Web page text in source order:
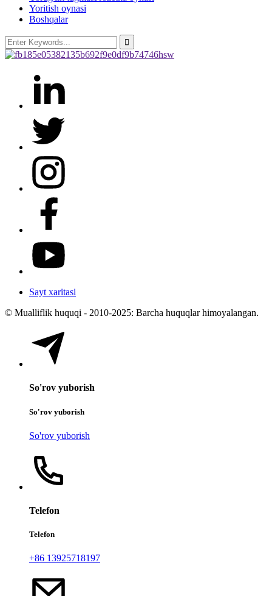
Yoritish oynasi
Boshqalar
Sayt xaritasi
© Mualliflik huquqi - 2010-2025: Barcha huquqlar himoyalangan.
So'rov yuborish
So'rov yuborish
So'rov yuborish
Telefon
Telefon
+86 13925718197